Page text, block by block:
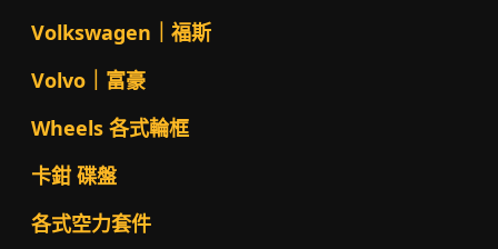
Volkswagen｜福斯
Volvo｜富豪
Wheels 各式輪框
卡鉗 碟盤
各式空力套件